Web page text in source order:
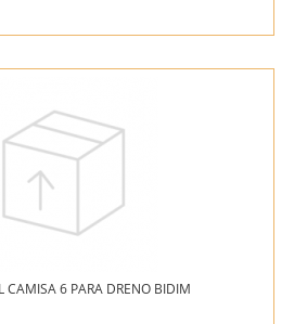
CAMISA 6 PARA DRENO BIDIM